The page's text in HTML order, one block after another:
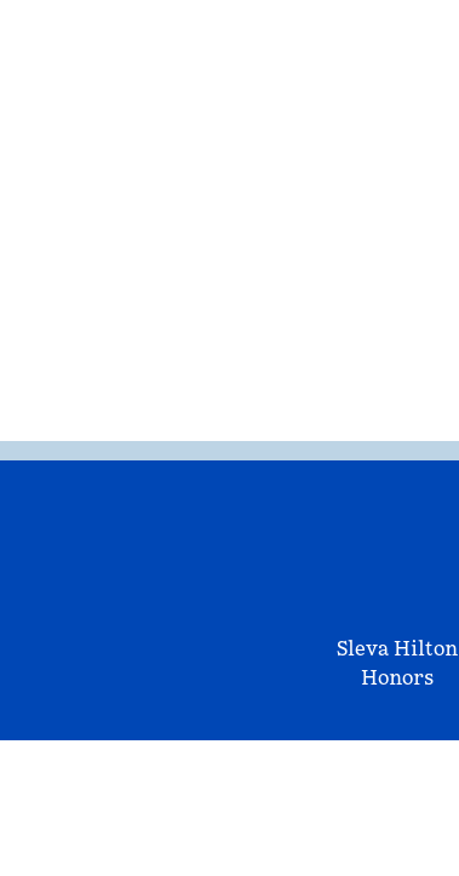
Sleva Hilton
Honors